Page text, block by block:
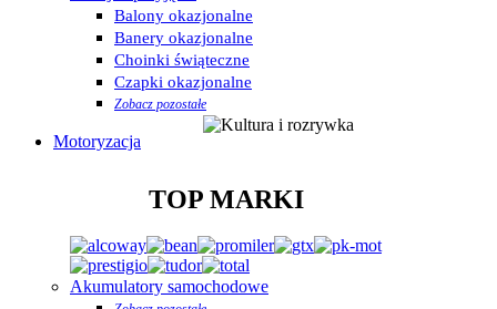
Balony okazjonalne
Banery okazjonalne
Choinki świąteczne
Czapki okazjonalne
Zobacz pozostałe
Motoryzacja
TOP MARKI
Akumulatory samochodowe